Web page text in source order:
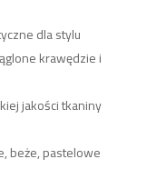
dla stylu
krawędzie i
jakości tkaniny
beże, pastelowe